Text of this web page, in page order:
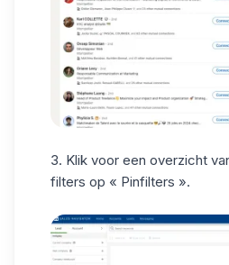
3. Klik voor een overzicht
filters op « Pinfilters ».